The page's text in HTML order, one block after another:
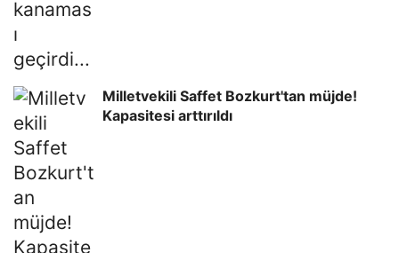
Milletvekili Saffet Bozkurt'tan müjde!
Kapasitesi arttırıldı